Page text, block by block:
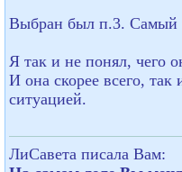
Выбран был п.3. Самый
Я так и не понял, чего
И она скорее всего, так
ситуацией.
ЛиСавета писала Вам: